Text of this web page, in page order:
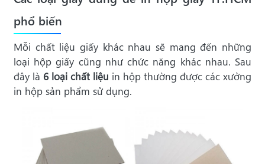
phổ biến
Mỗi chất liệu giấy khác nhau sẽ mang đến những
loại hộp giấy cũng như chức năng khác nhau. Sau
đây là 6 loại chất liệu in hộp thường được các xưởng
in hộp sản phẩm sử dụng.